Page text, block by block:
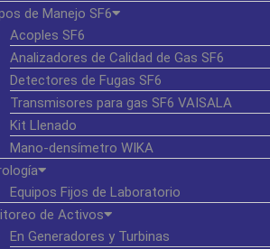
de Manejo SF6
Acoples SF6
Analizadores de Calidad de Gas SF6
Detectores de Fugas SF6
Transmisores para gas SF6 VAISALA
Kit Llenado
Mano-densímetro WIKA
Equipos Fijos de Laboratorio
de Activos
En Generadores y Turbinas